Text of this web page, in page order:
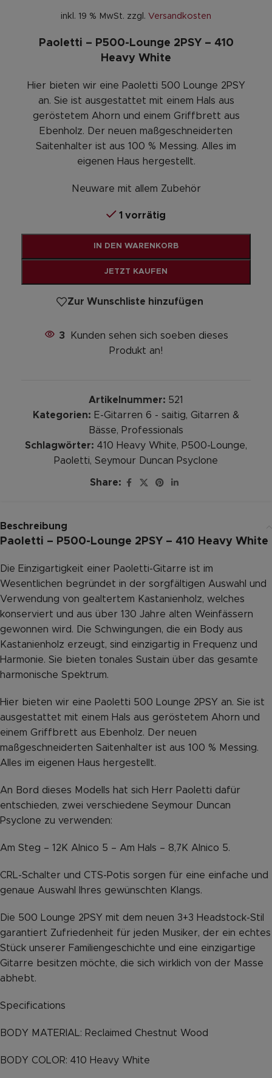
inkl. 19 % MwSt. zzgl. Versandkosten
Paoletti – P500-Lounge 2PSY – 410
Heavy White
Hier bieten wir eine Paoletti 500 Lounge 2PSY
an. Sie ist ausgestattet mit einem Hals aus
geröstetem Ahorn und einem Griffbrett aus
Ebenholz. Der neuen maßgeschneiderten
Saitenhalter ist aus 100 % Messing. Alles im
eigenen Haus hergestellt.
Neuware mit allem Zubehör
1 vorrätig
IN DEN WARENKORB
JETZT KAUFEN
Alternative:
Zur Wunschliste hinzufügen
3
Kunden sehen sich soeben dieses
Produkt an!
Artikelnummer: 521
Kategorien: E-Gitarren 6 - saitig, Gitarren &
Bässe, Professionals
Schlagwörter: 410 Heavy White, P500-Lounge,
Paoletti, Seymour Duncan Psyclone
Share:
Beschreibung
Paoletti – P500-Lounge 2PSY – 410 Heavy White
Die Einzigartigkeit einer Paoletti-Gitarre ist im
Wesentlichen begründet in der sorgfältigen Auswahl und
Verwendung von gealtertem Kastanienholz, welches
konserviert und aus über 130 Jahre alten Weinfässern
gewonnen wird. Die Schwingungen, die ein Body aus
Kastanienholz erzeugt, sind einzigartig in Frequenz und
Harmonie. Sie bieten tonales Sustain über das gesamte
harmonische Spektrum.
Hier bieten wir eine Paoletti 500 Lounge 2PSY an. Sie ist
ausgestattet mit einem Hals aus geröstetem Ahorn und
einem Griffbrett aus Ebenholz. Der neuen
maßgeschneiderten Saitenhalter ist aus 100 % Messing.
Alles im eigenen Haus hergestellt.
An Bord dieses Modells hat sich Herr Paoletti dafür
entschieden, zwei verschiedene Seymour Duncan
Psyclone zu verwenden:
Am Steg – 12K Alnico 5 – Am Hals – 8,7K Alnico 5.
CRL-Schalter und CTS-Potis sorgen für eine einfache und
genaue Auswahl Ihres gewünschten Klangs.
Die 500 Lounge 2PSY mit dem neuen 3+3 Headstock-Stil
garantiert Zufriedenheit für jeden Musiker, der ein echtes
Stück unserer Familiengeschichte und eine einzigartige
Gitarre besitzen möchte, die sich wirklich von der Masse
abhebt.
Specifications
BODY MATERIAL: Reclaimed Chestnut Wood
BODY COLOR: 410 Heavy White